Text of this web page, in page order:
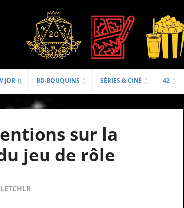
JDR BD-BOUQUINS SÉRIES & CINÉ 42
sur la
jeu de rôle